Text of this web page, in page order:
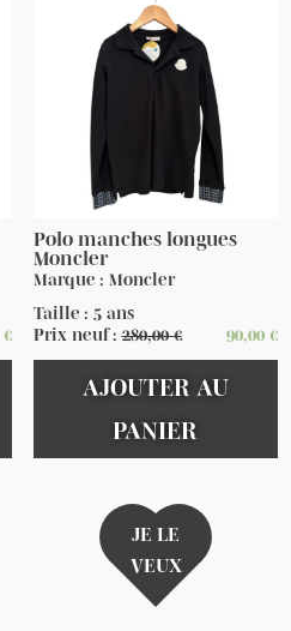
€
Polo manches longues
Moncler
Marque : Moncler
Taille : 5 ans
Prix neuf :280,00€ 90,00 €
AJOUTER AU
PANIER
JE LE
VEUX